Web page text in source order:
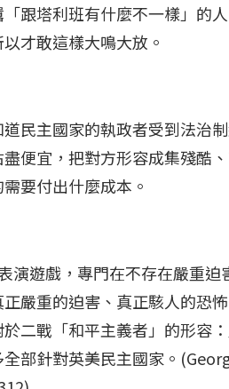
跟塔利班有什麼不一樣」的
才敢這樣大鳴大放。
民主國家的執政者受到法治
便宜，把對方形容成集殘酷
要付出什麼成本。
演遊戲，專門在不存在嚴重
嚴重的迫害、真正駭人的恐
二戰「和平主義者」的形容
部針對英美民主國家。